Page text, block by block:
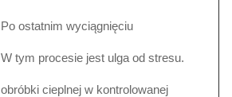
Po ostatnim wyciągnięciu
W tym procesie jest ulga od stresu.
obróbki cieplnej w kontrolowanej